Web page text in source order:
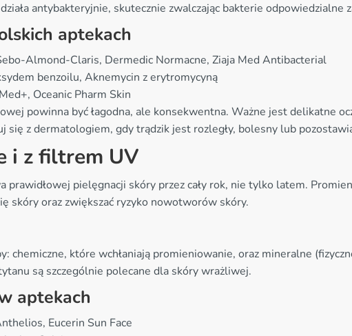
antybakteryjnie, skutecznie zwalczając bakterie odpowiedzialne
aptekach
Almond-Claris, Dermedic Normacne, Ziaja Med Antibacterial
benzoilu, Aknemycin z erytromycyną
Oceanic Pharm Skin
powinna być łagodna, ale konsekwentna. Ważne jest delikatne
się z dermatologiem, gdy trądzik jest rozległy, bolesny lub
i z filtrem UV
prawidłowej pielęgnacji skóry przez cały rok, nie tylko latem.
skóry oraz zwiększać ryzyko nowotworów skóry.
chemiczne, które wchłaniają promieniowanie, oraz mineralne
są szczególnie polecane dla skóry wrażliwej.
aptekach
Eucerin Sun Face